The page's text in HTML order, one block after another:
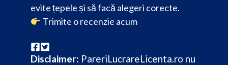
evite țepele și să facă alegeri corecte.
Trimite o recenzie acum
Disclaimer: PareriLucrareLicenta.ro nu